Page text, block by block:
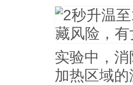
实验中，
加热区域